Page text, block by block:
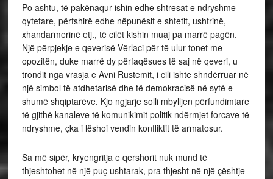
Po ashtu, të pakënaqur ishin edhe shtresat e ndryshme
qytetare, përfshirë edhe nëpunësit e shtetit, ushtrinë,
xhandarmerinë etj., të cilët kishin muaj pa marrë pagën.
Një përpjekje e qeverisë Vërlaci për të ulur tonet me
opozitën, duke marrë dy përfaqësues të saj në qeveri, u
trondit nga vrasja e Avni Rustemit, i cili ishte shndërruar në
një simbol të atdhetarisë dhe të demokracisë në sytë e
shumë shqiptarëve. Kjo ngjarje solli mbylljen përfundimtare
të gjithë kanaleve të komunikimit politik ndërmjet forcave të
ndryshme, çka i lëshoi vendin konfliktit të armatosur.
Sa më sipër, kryengritja e qershorit nuk mund të
thjeshtohet në një puç ushtarak, pra thjesht në një çështje